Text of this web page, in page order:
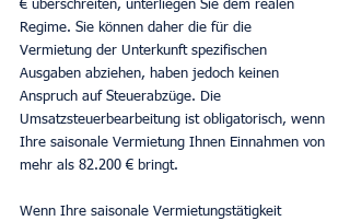
€ überschreiten, unterliegen Sie dem realen
Regime. Sie können daher die für die
Vermietung der Unterkunft spezifischen
Ausgaben abziehen, haben jedoch keinen
Anspruch auf Steuerabzüge. Die
Umsatzsteuerbearbeitung ist obligatorisch, wenn
Ihre saisonale Vermietung Ihnen Einnahmen von
mehr als 82.200 € bringt.
Wenn Ihre saisonale Vermietungstätigkeit